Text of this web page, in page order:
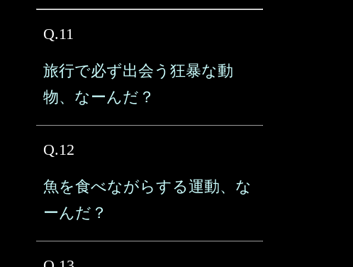
Q.11
旅行で必ず出会う狂暴な動
物、なーんだ？
Q.12
魚を食べながらする運動、な
ーんだ？